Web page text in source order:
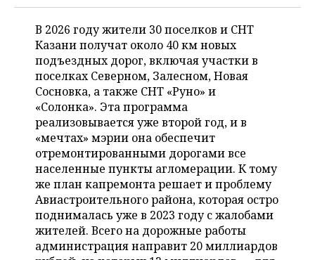
ВОЛЕЙБОЛ
КИБЕРСПОРТ
ФИГУРНОЕ КАТАНИЕ
ВОДНЫЕ ВИДЫ СПОРТА
ХОККЕЙ С МЯЧОМ
ИСТОРИЯ
КУЛЬТУРА
МЕДИЦИНА
ОБРАЗОВАНИЕ
СПИСОК ПЕРСОН
СПИСОК КОМПАНИЙ
ПОЛНАЯ ВЕРСИЯ
В 2026 году жители 30 поселков и СНТ
Казани получат около 40 км новых
подъездных дорог, включая участки в
поселках Северном, Залесном, Новая
Сосновка, а также СНТ «Руно» и
«Солонка». Эта программа
реализовывается уже второй год, и в
«мечтах» мэрии она обеспечит
отремонтированными дорогами все
населенные пункты агломерации. К тому
же план капремонта решает и проблему
Авиастроительного района, которая остро
поднималась уже в 2023 году с жалобами
жителей. Всего на дорожные работы
администрация направит 20 миллиардов